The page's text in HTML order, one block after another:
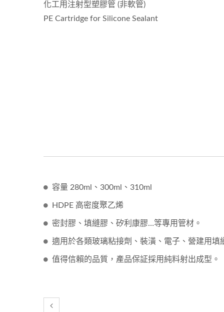
化工用注射型塑膠管 (非軟管)
PE Cartridge for Silicone Sealant
容量 280ml、300ml、310ml
HDPE 高密度聚乙烯
密封膠、填縫膠、矽利康膠…等專用管材。
適用於各類玻璃粘接劑、裝潢、電子、營建用填
值得信賴的品質，產品保証採用純料射出成型。